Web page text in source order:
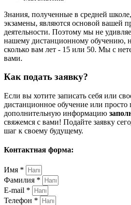
Знания, полученные в средней
экзамены, являются основой вашей
деятельности. Поэтому мы не
нашему дистанционному обучению,
сколько вам лет - 15 или 50. Мы с
вами.
Как подать заявку?
Если вы хотите записать себя или
дистанционное обучение или просто
дополнительную информацию
свяжемся с вами! Подайте заявку
шаг к своему будущему.
Контактная форма:
Имя *
Фамилия *
E-mail *
Телефон *